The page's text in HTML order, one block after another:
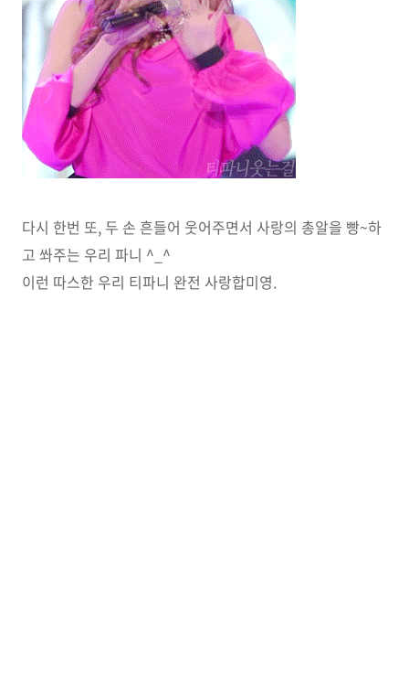
다시 한번 또, 두 손 흔들어 웃어주면서 사랑의 총알을 빵~하
고 쏴주는 우리 파니 ^_^
이런 따스한 우리 티파니 완전 사랑합미영.